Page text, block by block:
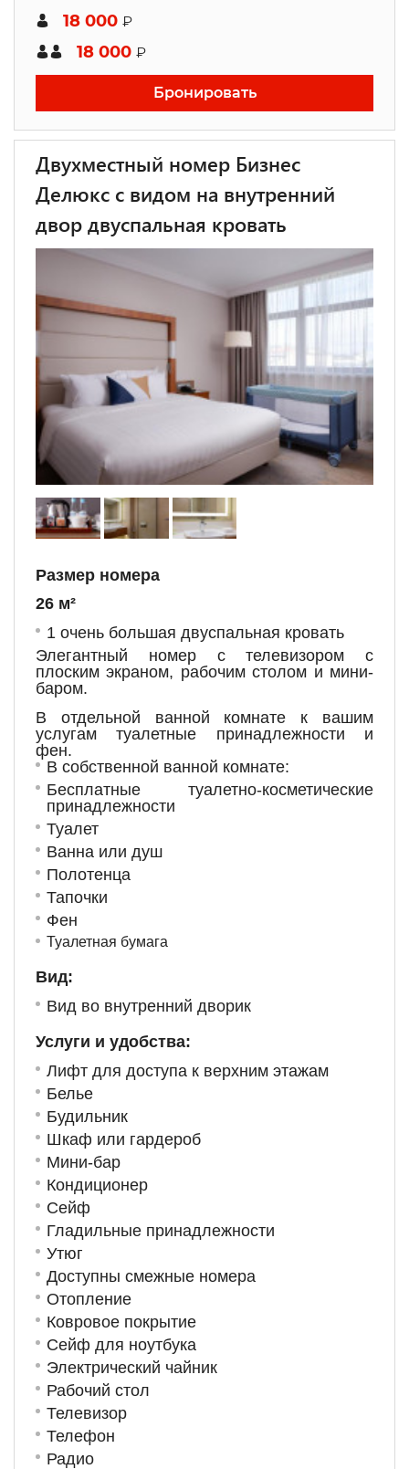
18 000 ₽
18 000 ₽
Бронировать
Двухместный номер Бизнес
Делюкс с видом на внутренний
двор двуспальная кровать
Размер номера
26 м²
1 очень большая двуспальная кровать
Элегантный номер с телевизором с
плоским экраном, рабочим столом и мини-
баром.
В отдельной ванной комнате к вашим
услугам туалетные принадлежности и
фен.
В собственной ванной комнате:
Бесплатные туалетно-косметические
принадлежности
Туалет
Ванна или душ
Полотенца
Тапочки
Фен
Туалетная бумага
Вид:
Вид во внутренний дворик
Услуги и удобства: ​
Лифт для доступа к верхним этажам
Белье
Будильник
Шкаф или гардероб
Мини-бар
Кондиционер
Сейф
Гладильные принадлежности
Утюг
Доступны смежные номера
Отопление
Ковровое покрытие
Сейф для ноутбука
Электрический чайник
Рабочий стол
Телевизор
Телефон
Радио